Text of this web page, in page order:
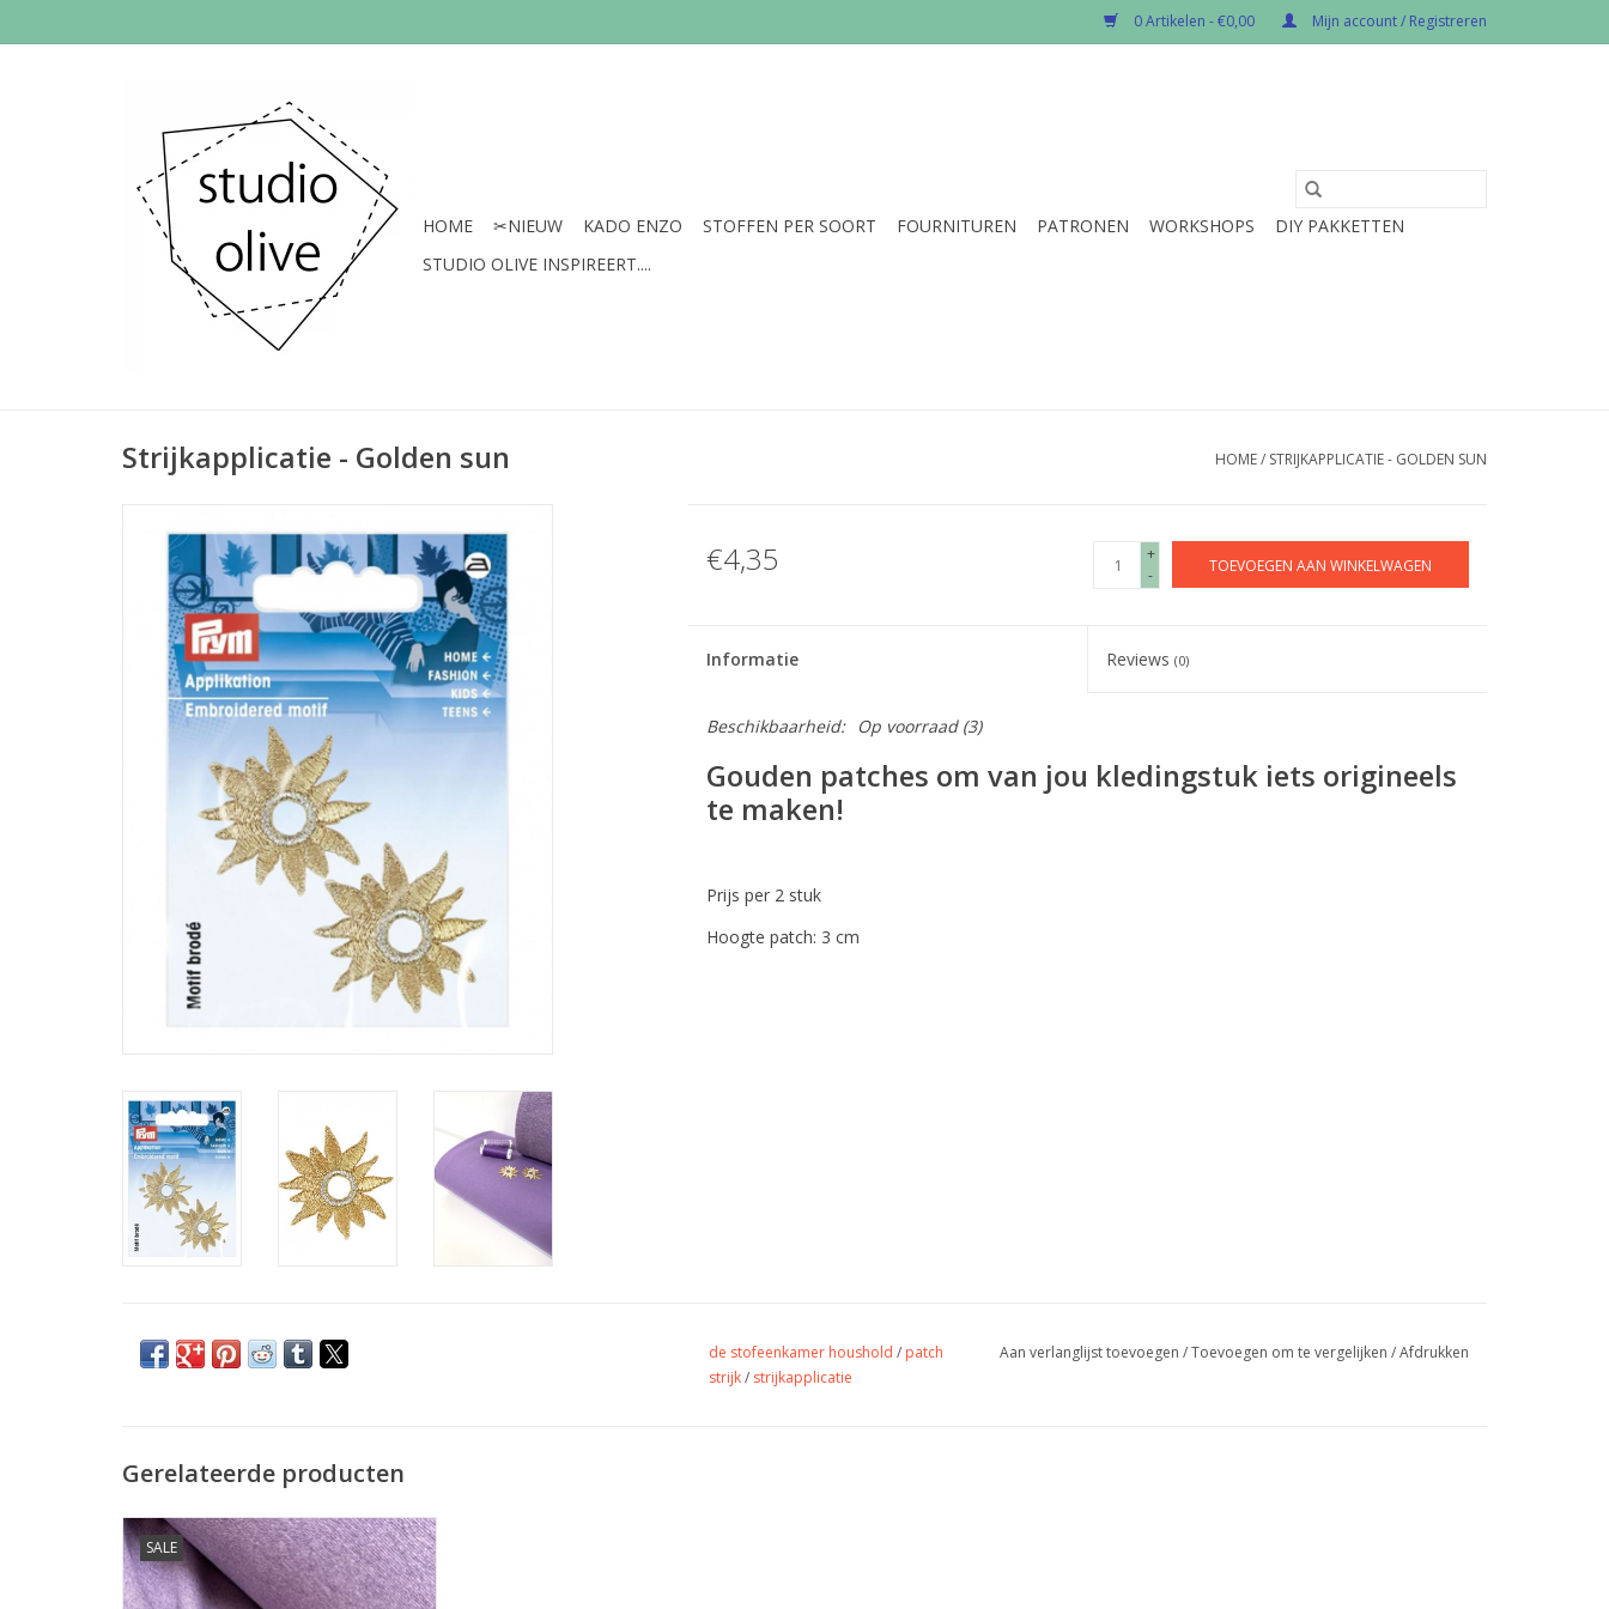
0 Artikelen - €0,00 Mijn account / Registreren
HOME ✂︎NIEUW KADO ENZO STOFFEN PER SOORT FOURNITUREN PATRONEN WORKSHOPS
DIY PAKKETTEN
STUDIO OLIVE INSPIREERT....
Strijkapplicatie - Golden sun HOME/ STRIJKAPPLICATIE - GOLDEN SUN
€4,35
+
-
TOEVOEGEN AAN WINKELWAGEN
Informatie Reviews(0)
Beschikbaarheid: Op voorraad(3)
Gouden patches om van jou kledingstuk iets origineels
te maken!
Prijs per 2 stuk
Hoogte patch: 3 cm
de stofeenkamer houshold / patch
strijk/ strijkapplicatie
Aan verlanglijst toevoegen /Toevoegen om te vergelijken /Afdrukken
Gerelateerde producten
SALE
Prijs per 10 cm.
Mooie boordstof voor afwerking van alle
tricot- en sweaterprojecten.